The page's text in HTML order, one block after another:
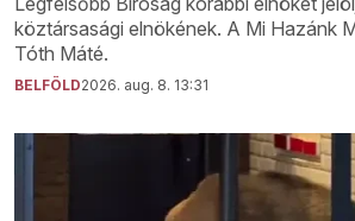
köztársasági elnökének. A Mi Hazánk
Tóth Máté.
BELFÖLD2026. aug. 8. 13:31